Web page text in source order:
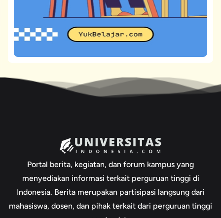
Portal berita, kegiatan, dan forum kampus yang
menyediakan informasi terkait perguruan tinggi di
Indonesia. Berita merupakan partisipasi langsung dari
mahasiswa, dosen, dan pihak terkait dari perguruan tinggi